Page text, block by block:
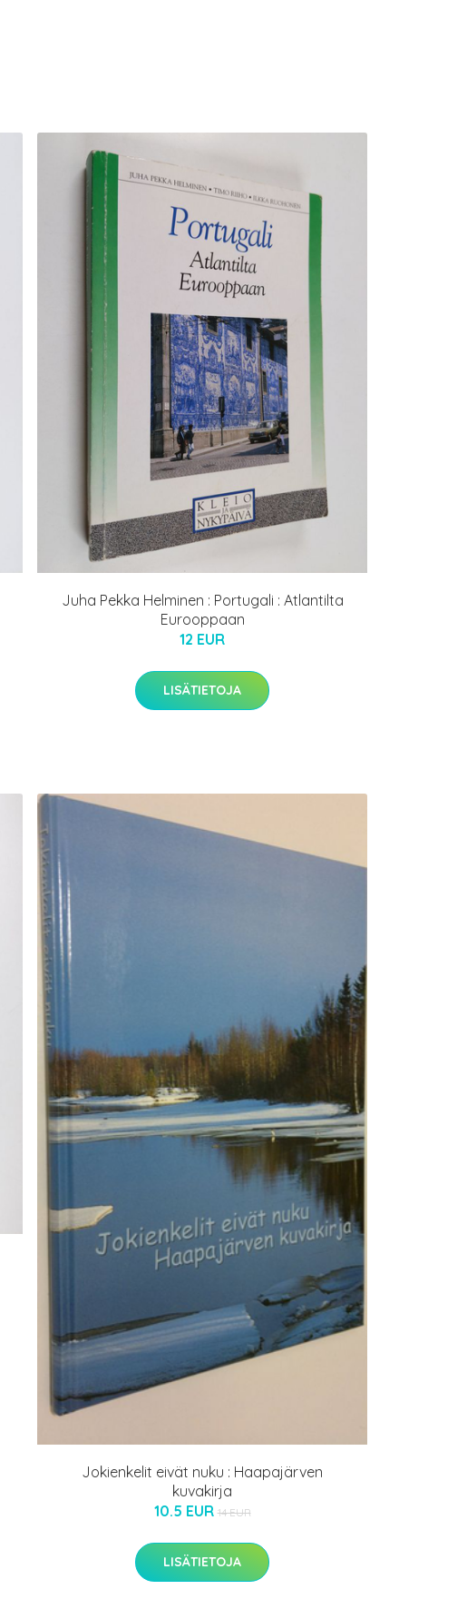
Juha Pekka Helminen : Portugali : Atlantilta
Eurooppaan
12 EUR
LISÄTIETOJA
Jokienkelit eivät nuku : Haapajärven
kuvakirja
10.5 EUR 14 EUR
LISÄTIETOJA